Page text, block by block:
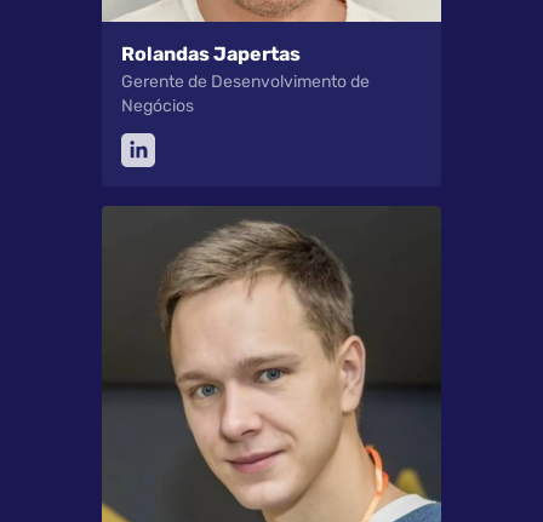
Rolandas Japertas
Gerente de Desenvolvimento de
Negócios